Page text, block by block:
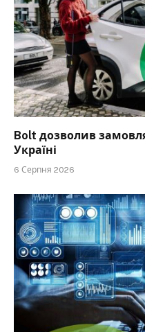
Bolt дозволив
Україні
6 Серпня 2026